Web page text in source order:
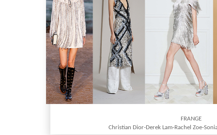
FRANGE
Christian Dior-Derek Lam-Rachel Zoe-